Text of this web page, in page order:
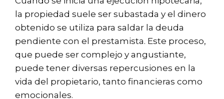
la propiedad suele ser subastada y el dinero
obtenido se utiliza para saldar la deuda
pendiente con el prestamista. Este proceso,
que puede ser complejo y angustiante,
puede tener diversas repercusiones en la
vida del propietario, tanto financieras como
emocionales.